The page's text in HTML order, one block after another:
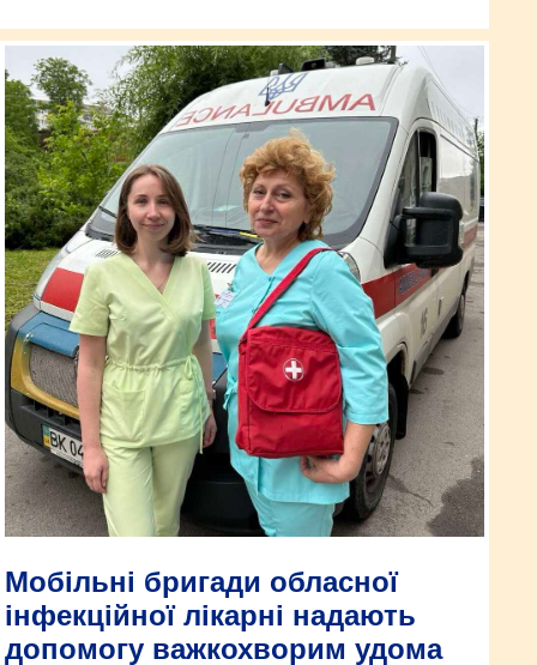
Мобільні бригади обласної
інфекційної лікарні надають
допомогу важкохворим удома